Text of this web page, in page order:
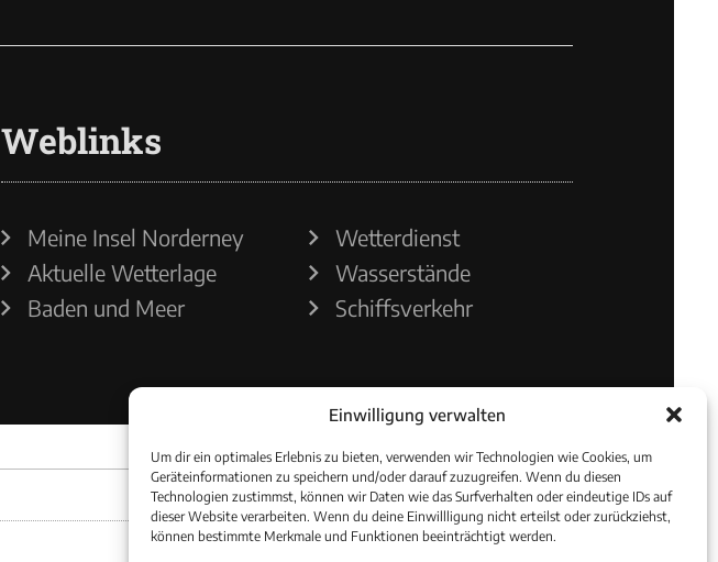
Einwilligung verwalten
Um dir ein optimales Erlebnis zu bieten, verwenden wir Technologien wie Cookies, um
Geräteinformationen zu speichern und/oder darauf zuzugreifen. Wenn du diesen
Technologien zustimmst, können wir Daten wie das Surfverhalten oder eindeutige IDs auf
dieser Website verarbeiten. Wenn du deine Einwillligung nicht erteilst oder zurückziehst,
können bestimmte Merkmale und Funktionen beeinträchtigt werden.
Weblinks
Meine Insel Norderney
Aktuelle Wetterlage
Baden und Meer
Wetterdienst
Wasserstände
Schiffsverkehr